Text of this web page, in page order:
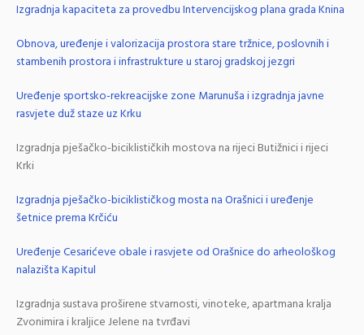
Izgradnja kapaciteta za provedbu Intervencijskog plana grada Knina
Obnova, uređenje i valorizacija prostora stare tržnice, poslovnih i
stambenih prostora i infrastrukture u staroj gradskoj jezgri
Uređenje sportsko-rekreacijske zone Marunuša i izgradnja javne
rasvjete duž staze uz Krku
Izgradnja pješačko-biciklističkih mostova na rijeci Butižnici i rijeci
Krki
Izgradnja pješačko-biciklističkog mosta na Orašnici i uređenje
šetnice prema Krčiću
Uređenje Cesarićeve obale i rasvjete od Orašnice do arheološkog
nalazišta Kapitul
Izgradnja sustava proširene stvarnosti, vinoteke, apartmana kralja
Zvonimira i kraljice Jelene na tvrđavi